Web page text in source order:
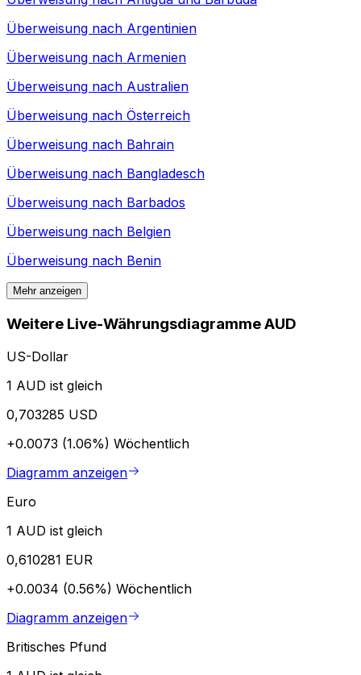
Überweisung nach Argentinien
Überweisung nach Armenien
Überweisung nach Australien
Überweisung nach Österreich
Überweisung nach Bahrain
Überweisung nach Bangladesch
Überweisung nach Barbados
Überweisung nach Belgien
Überweisung nach Benin
Mehr anzeigen
Weitere Live-Währungsdiagramme AUD
US-Dollar
1 AUD ist gleich
0,703285 USD
+0.0073 (1.06%) Wöchentlich
Diagramm anzeigen
Euro
1 AUD ist gleich
0,610281 EUR
+0.0034 (0.56%) Wöchentlich
Diagramm anzeigen
Britisches Pfund